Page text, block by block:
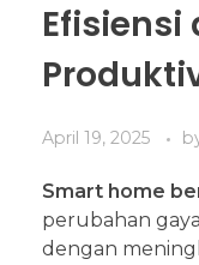
Efisiensi
April 19, 2025
Smart home
perubahan
dengan